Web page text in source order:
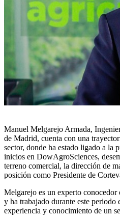
Manuel Melgarejo Armada,
de Madrid, cuenta con una
sector, donde ha estado ligado a la
inicios en DowAgroSciences,
terreno comercial, la dirección de
posición como Presidente de
Melgarejo es un experto
y ha trabajado durante este
experiencia y conocimiento de un